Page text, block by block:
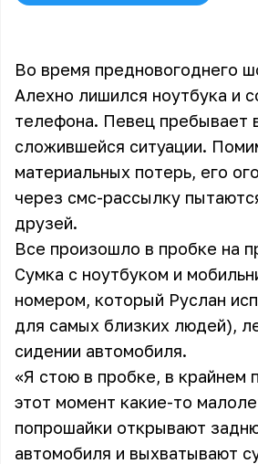
Во время предновогоднего
Алехно лишился ноутбука и
телефона. Певец пребывает
сложившейся ситуации.
материальных потерь, его
через смс-рассылку
друзей.
Все произошло в пробке на
Сумка с ноутбуком и
номером, который Руслан
для самых близких людей),
сидении автомобиля.
«Я стою в пробке, в крайнем
этот момент какие-то
попрошайки открывают
автомобиля и выхватывают